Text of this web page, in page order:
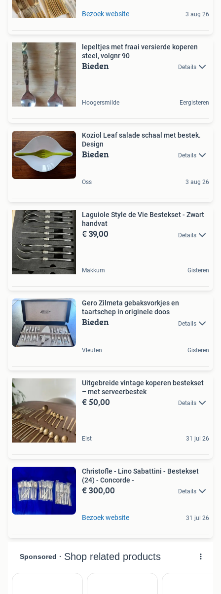
Bezoek website 3 aug 26
lepeltjes met fraai versierde koperen
steel, volgnr 90
Bieden Details
Hoogersmilde Eergisteren
Koziol Leaf salade schaal met bestek.
Design
Bieden Details
Oss 3 aug 26
Laguiole Style de Vie Bestekset - Zwart
handvat
€ 39,00 Details
Makkum Gisteren
Gero Zilmeta gebaksvorkjes en
taartschep in originele doos
Bieden Details
Vleuten Gisteren
Uitgebreide vintage koperen bestekset
– met serveerbestek
€ 50,00 Details
Elst 31 jul 26
Christofle - Lino Sabattini - Bestekset
(24) - Concorde -
€ 300,00 Details
Bezoek website 31 jul 26